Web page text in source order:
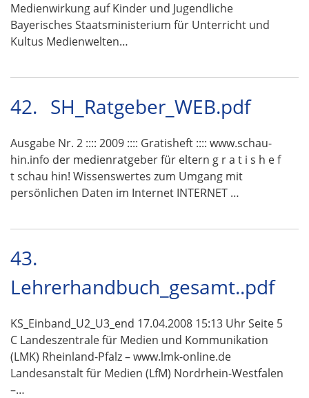
Medienwirkung auf Kinder und Jugendliche
Bayerisches Staatsministerium für Unterricht und
Kultus Medienwelten…
42. SH_Ratgeber_WEB.pdf
Ausgabe Nr. 2 :::: 2009 :::: Gratisheft :::: www.schau-
hin.info der medienratgeber für eltern g r a t i s h e f
t schau hin! Wissenswertes zum Umgang mit
persönlichen Daten im Internet INTERNET …
43.
Lehrerhandbuch_gesamt..pdf
KS_Einband_U2_U3_end 17.04.2008 15:13 Uhr Seite 5
C Landeszentrale für Medien und Kommunikation
(LMK) Rheinland-Pfalz – www.lmk-online.de
Landesanstalt für Medien (LfM) Nordrhein-Westfalen
–…